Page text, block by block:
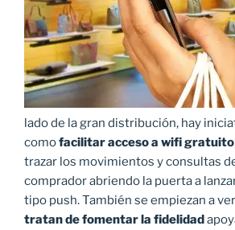
lado de la gran distribución, hay
comofacilitar acceso a wifi gratuito
trazar los movimientos y consultas
comprador abriendo la puerta a
tipo push. También se empiezan a ver
tratan de fomentar la fidelidad